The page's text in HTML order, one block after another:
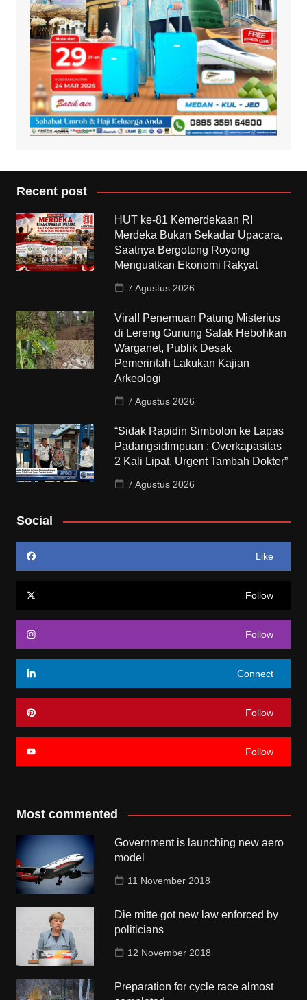
Recent post
HUT ke-81 Kemerdekaan RI
Merdeka Bukan Sekadar Upacara,
Saatnya Bergotong Royong
Menguatkan Ekonomi Rakyat
7 Agustus 2026
Viral! Penemuan Patung Misterius
di Lereng Gunung Salak Hebohkan
Warganet, Publik Desak
Pemerintah Lakukan Kajian
Arkeologi
7 Agustus 2026
“Sidak Rapidin Simbolon ke Lapas
Padangsidimpuan : Overkapasitas
2 Kali Lipat, Urgent Tambah Dokter”
7 Agustus 2026
Social
Like
Follow
Follow
Connect
Follow
Follow
Most commented
Government is launching new aero
model
11 November 2018
Die mitte got new law enforced by
politicians
12 November 2018
Preparation for cycle race almost